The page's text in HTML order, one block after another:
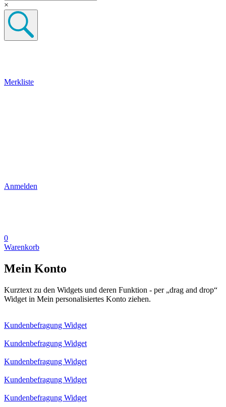
×
Merkliste
Anmelden
0
Warenkorb
Mein Konto
Kurztext zu den Widgets und deren Funktion - per „drag and drop“
Widget in Mein personalisiertes Konto ziehen.
Kundenbefragung Widget
Kundenbefragung Widget
Kundenbefragung Widget
Kundenbefragung Widget
Kundenbefragung Widget